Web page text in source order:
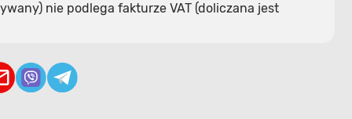
nie podlega fakturze VAT (doliczana jest